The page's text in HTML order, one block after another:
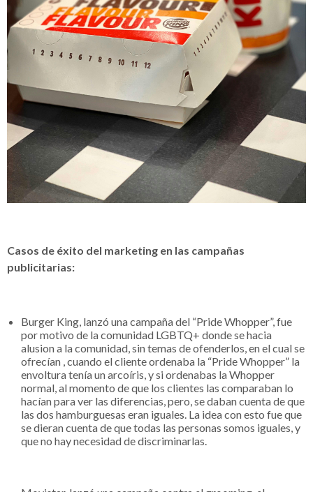
Casos de éxito del marketing en las campañas
publicitarias:
Burger King, lanzó una campaña del “Pride Whopper”, fue
por motivo de la comunidad LGBTQ+ donde se hacia
alusion a la comunidad, sin temas de ofenderlos, en el cual se
ofrecían , cuando el cliente ordenaba la “Pride Whopper” la
envoltura tenía un arcoíris, y si ordenabas la Whopper
normal, al momento de que los clientes las comparaban lo
hacían para ver las diferencias, pero, se daban cuenta de que
las dos hamburguesas eran iguales. La idea con esto fue que
se dieran cuenta de que todas las personas somos iguales, y
que no hay necesidad de discriminarlas.